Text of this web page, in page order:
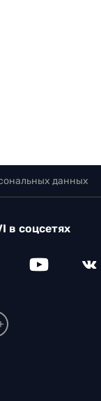
данных
в соцсетях